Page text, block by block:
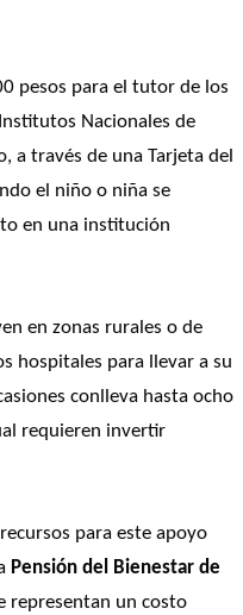
pesos para el tutor de los
Nacionales de
a través de una Tarjeta del
el niño o niña se
en una institución
en zonas rurales o de
hospitales para llevar a su
conlleva hasta ocho
requieren invertir
para este apoyo
Pensión del Bienestar de
representan un costo